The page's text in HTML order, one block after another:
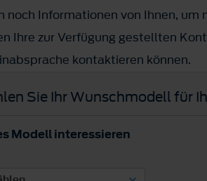
noch Informationen von Ihnen,
Ihre zur Verfügung gestellten
kontaktieren können.
Sie Ihr Wunschmodell für
Modell interessieren